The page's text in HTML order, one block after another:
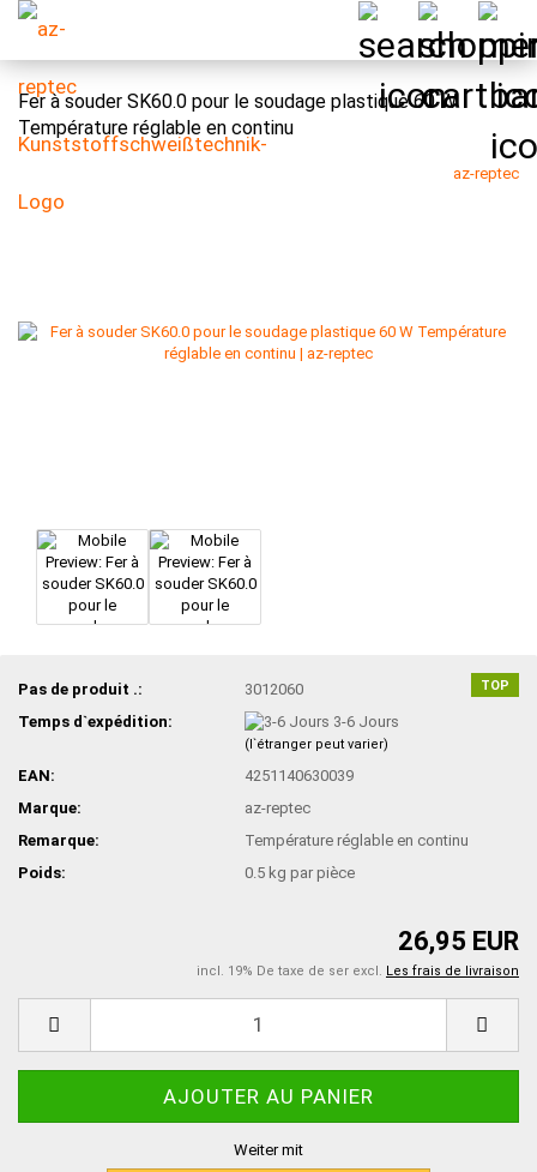
Fer à souder SK60.0 pour le soudage plastique 60 W
Température réglable en continu
az-reptec
TOP
Pas de produit .:
3012060
Temps d`expédition:
3-6 Jours
(l`étranger peut varier)
EAN:
4251140630039
Marque:
az-reptec
Remarque:
Température réglable en continu
Poids:
0.5 kg par pièce
26,95 EUR
incl. 19% De taxe de ser excl. Les frais de livraison
Weiter mit